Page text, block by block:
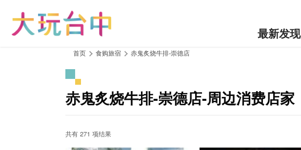
最新发现
首页 食购旅宿 赤鬼炙烧牛排-崇德店
赤鬼炙烧牛排-崇德店-周边消费店家
共有 271 项结果